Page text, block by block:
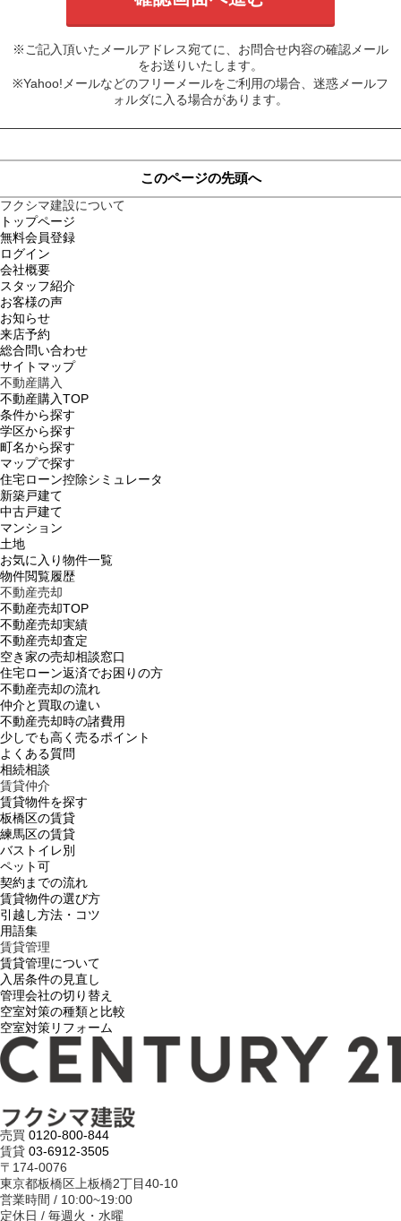
※ご記入頂いたメールアドレス宛てに、お問合せ内容の確認メール
をお送りいたします。
※Yahoo!メールなどのフリーメールをご利用の場合、迷惑メールフ
ォルダに入る場合があります。
このページの先頭へ
フクシマ建設について
トップページ
無料会員登録
ログイン
会社概要
スタッフ紹介
お客様の声
お知らせ
来店予約
総合問い合わせ
サイトマップ
不動産購入
不動産購入TOP
条件から探す
学区から探す
町名から探す
マップで探す
住宅ローン控除シミュレータ
新築戸建て
中古戸建て
マンション
土地
お気に入り物件一覧
物件閲覧履歴
不動産売却
不動産売却TOP
不動産売却実績
不動産売却査定
空き家の売却相談窓口
住宅ローン返済でお困りの方
不動産売却の流れ
仲介と買取の違い
不動産売却時の諸費用
少しでも高く売るポイント
よくある質問
相続相談
賃貸仲介
賃貸物件を探す
板橋区の賃貸
練馬区の賃貸
バストイレ別
ペット可
契約までの流れ
賃貸物件の選び方
引越し方法・コツ
用語集
賃貸管理
賃貸管理について
入居条件の見直し
管理会社の切り替え
空室対策の種類と比較
空室対策リフォーム
売買 0120-800-844
賃貸 03-6912-3505
〒174-0076
東京都板橋区上板橋2丁目40-10
営業時間 / 10:00~19:00
定休日 / 毎週火・水曜